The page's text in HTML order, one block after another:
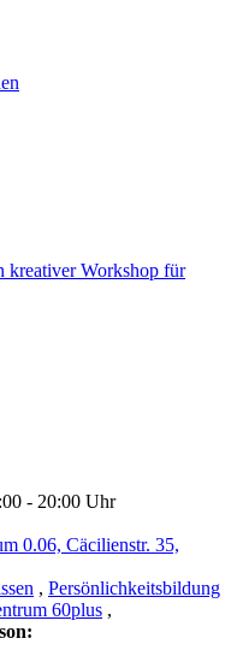
kreativer Workshop für
- 20:00 Uhr
0.06, Cäcilienstr. 35,
, Persönlichkeitsbildung
60plus ,